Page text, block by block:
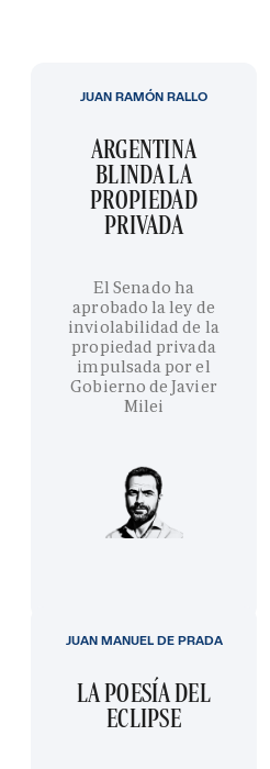
ARGENTINA
BLINDA LA
PROPIEDAD
PRIVADA
El Senado ha
aprobado la ley de
inviolabilidad de la
propiedad privada
impulsada por el
Gobierno de Javier
Milei
JUAN RAMÓN RALLO
LA POESÍA DEL
ECLIPSE
JUAN MANUEL DE PRADA